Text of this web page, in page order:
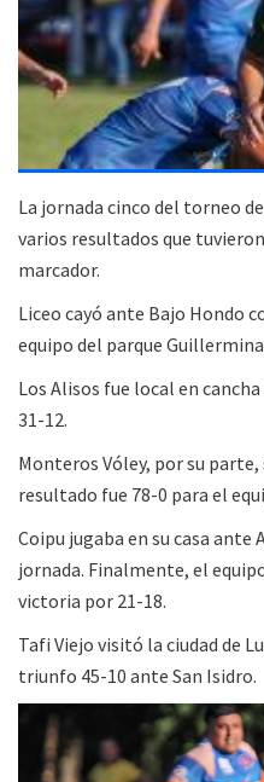
La jornada cinco del torneo
varios resultados que
marcador.
Liceo cayó ante Bajo Hondo
equipo del parque
Los Alisos fue local en
31-12.
Monteros Vóley, por su
resultado fue 78-0 para el
Coipu jugaba en su casa ante
jornada. Finalmente, el
victoria por 21-18.
Tafi Viejo visitó la ciudad de
triunfo 45-10 ante San Isidro.